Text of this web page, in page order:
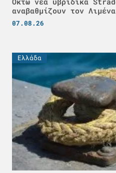
αναβαθμίζουν τον
07.08.26
Ελλάδα